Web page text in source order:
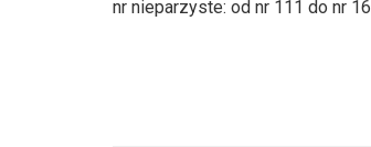
nr nieparzyste: od nr 111 do nr